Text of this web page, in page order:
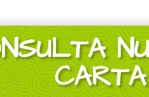
CARTA